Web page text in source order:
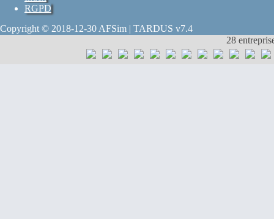
RGPD
Copyright © 2018-12-30 AFSim | TARDUS v7.4
28